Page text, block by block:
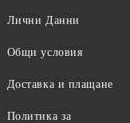
Лични Данни
Общи условия
Доставка и плащане
Политика за